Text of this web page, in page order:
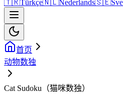
🇹🇷Türkçe🇳🇱Nederlands🇸🇪
首页
动物数独
Cat Sudoku（猫咪数独）